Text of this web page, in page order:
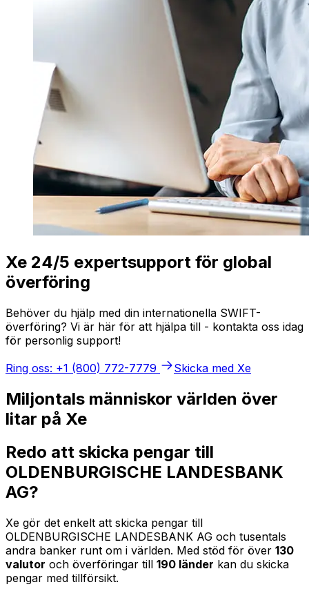
Xe 24/5 expertsupport för global
överföring
Behöver du hjälp med din internationella SWIFT-
överföring? Vi är här för att hjälpa till - kontakta oss idag
för personlig support!
Ring oss: +1 (800) 772-7779
Skicka med Xe
Miljontals människor världen över
litar på Xe
Redo att skicka pengar till
OLDENBURGISCHE LANDESBANK
AG?
Xe gör det enkelt att skicka pengar till
OLDENBURGISCHE LANDESBANK AG och tusentals
andra banker runt om i världen. Med stöd för över 130
valutor och överföringar till 190 länder kan du skicka
pengar med tillförsikt.